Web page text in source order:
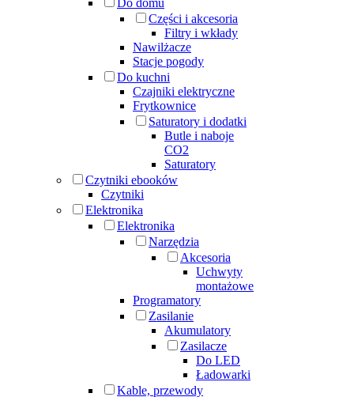
Do domu
Części i akcesoria
Filtry i wkłady
Nawilżacze
Stacje pogody
Do kuchni
Czajniki elektryczne
Frytkownice
Saturatory i dodatki
Butle i naboje
CO2
Saturatory
Czytniki ebooków
Czytniki
Elektronika
Elektronika
Narzędzia
Akcesoria
Uchwyty
montażowe
Programatory
Zasilanie
Akumulatory
Zasilacze
Do LED
Ładowarki
Kable, przewody